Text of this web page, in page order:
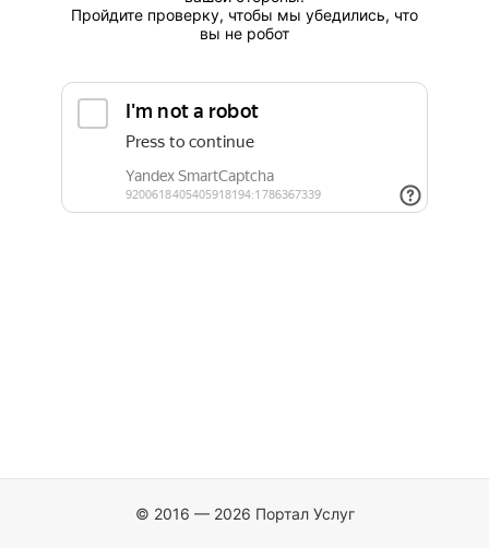
Пройдите проверку, чтобы мы убедились, что
вы не робот
© 2016 — 2026 Портал Услуг